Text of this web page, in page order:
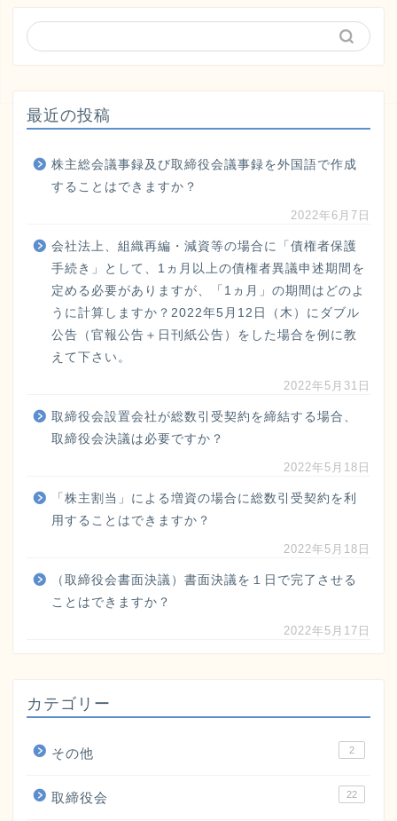
最近の投稿
株主総会議事録及び取締役会議事録を外国語で作成
することはできますか？
2022年6月7日
会社法上、組織再編・減資等の場合に「債権者保護
手続き」として、1ヵ月以上の債権者異議申述期間を
定める必要がありますが、「1ヵ月」の期間はどのよ
うに計算しますか？2022年5月12日（木）にダブル
公告（官報公告＋日刊紙公告）をした場合を例に教
えて下さい。
2022年5月31日
取締役会設置会社が総数引受契約を締結する場合、
取締役会決議は必要ですか？
2022年5月18日
「株主割当」による増資の場合に総数引受契約を利
用することはできますか？
2022年5月18日
（取締役会書面決議）書面決議を１日で完了させる
ことはできますか？
2022年5月17日
カテゴリー
その他 2
取締役会 22